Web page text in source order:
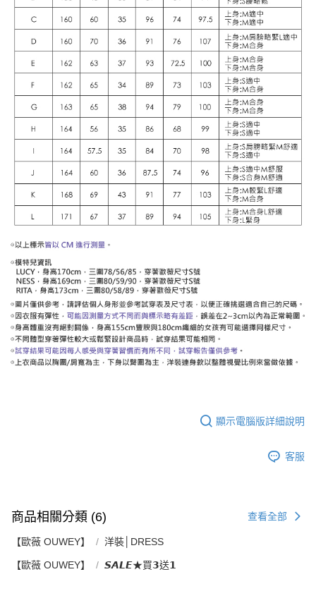
顯示電腦版詳細說明
客服
商品相關分類 (6) 查看全部
【歐薇 OUWEY】 洋裝│DRESS
【歐薇 OUWEY】 𝙎𝘼𝙇𝙀★買𝟯送𝟭